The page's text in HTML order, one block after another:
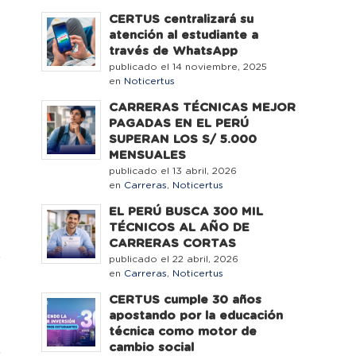
CERTUS centralizará su
atención al estudiante a
través de WhatsApp
publicado el 14 noviembre, 2025
en Noticertus
CARRERAS TÉCNICAS MEJOR
PAGADAS EN EL PERÚ
SUPERAN LOS S/ 5.000
MENSUALES
publicado el 13 abril, 2026
en Carreras, Noticertus
EL PERÚ BUSCA 300 MIL
TÉCNICOS AL AÑO DE
CARRERAS CORTAS
publicado el 22 abril, 2026
en Carreras, Noticertus
CERTUS cumple 30 años
apostando por la educación
técnica como motor de
cambio social